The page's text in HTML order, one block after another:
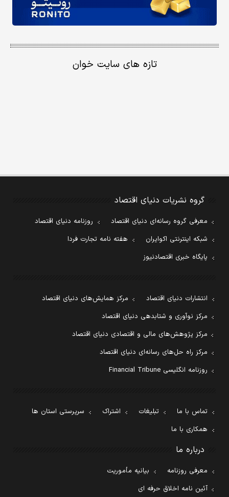
تازه های سایت خوان
گروه نشریات دنیای اقتصاد
معرفی گروه رسانه‌ای دنیای اقتصاد
روزنامه دنیای اقتصاد
شبکه اینترنتی اکوایران
هفته نامه تجارت فردا
پایگاه خبری اقتصادنیوز
انتشارات دنیای اقتصاد
مرکز همایش‌های دنیای اقتصاد
مرکز نوآوری و شتابدهی دنیای اقتصاد
مرکز پژوهش‌های مالی و اقتصادی دنیای اقتصاد
مرکز راه حل‌های رسانه‌ای دنیای اقتصاد
روزنامه انگلیسی Financial Tribune
تماس با ما تبلیغات اشتراک
سرپرستی استان ها
همکاری با ما
درباره ما
معرفی روزنامه
بیانیه مأموریت
آئین نامه اخلاق حرفه ای